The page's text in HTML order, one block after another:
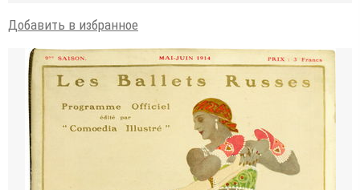
Добавить в избранное